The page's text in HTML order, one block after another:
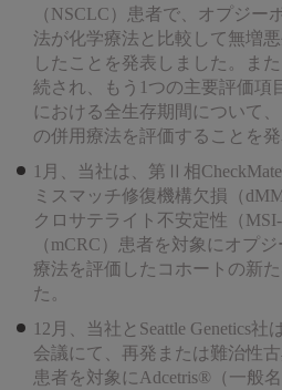
（NSCLC）患者で、オプジー
法が化学療法と比較して無増
したことを発表しました。ま
続され、もう1つの主要評価項
における全生存期間について
の併用療法を評価することを発
1月、当社は、第Ⅱ相
ミスマッチ修復機構欠損（
クロサテライト不安定性（
（mCRC）患者を対象にオプ
療法を評価したコホートの新
た。
12月、当社とSeattle Genetics
会議にて、再発または難治性
患者を対象にAdcetris®（一般